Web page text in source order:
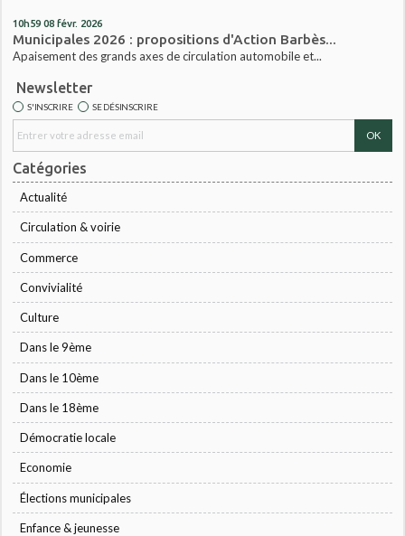
10h59 08 févr. 2026
Municipales 2026 : propositions d'Action Barbès...
Apaisement des grands axes de circulation automobile et...
Newsletter
S'INSCRIRE SE DÉSINSCRIRE
Catégories
Actualité
Circulation & voirie
Commerce
Convivialité
Culture
Dans le 9ème
Dans le 10ème
Dans le 18ème
Démocratie locale
Economie
Élections municipales
Enfance & jeunesse